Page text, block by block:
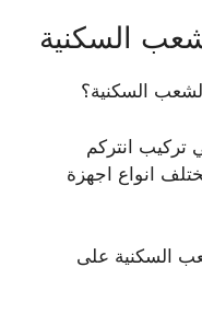
السكنية
السكنية؟
تركيب انتركم
انواع اجهزة
السكنية على